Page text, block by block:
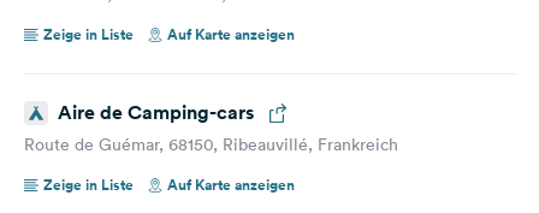
Zeige in Liste
Auf Karte anzeigen
Aire de Camping-cars
Route de Guémar, 68150, Ribeauvillé, Frankreich
Zeige in Liste
Auf Karte anzeigen